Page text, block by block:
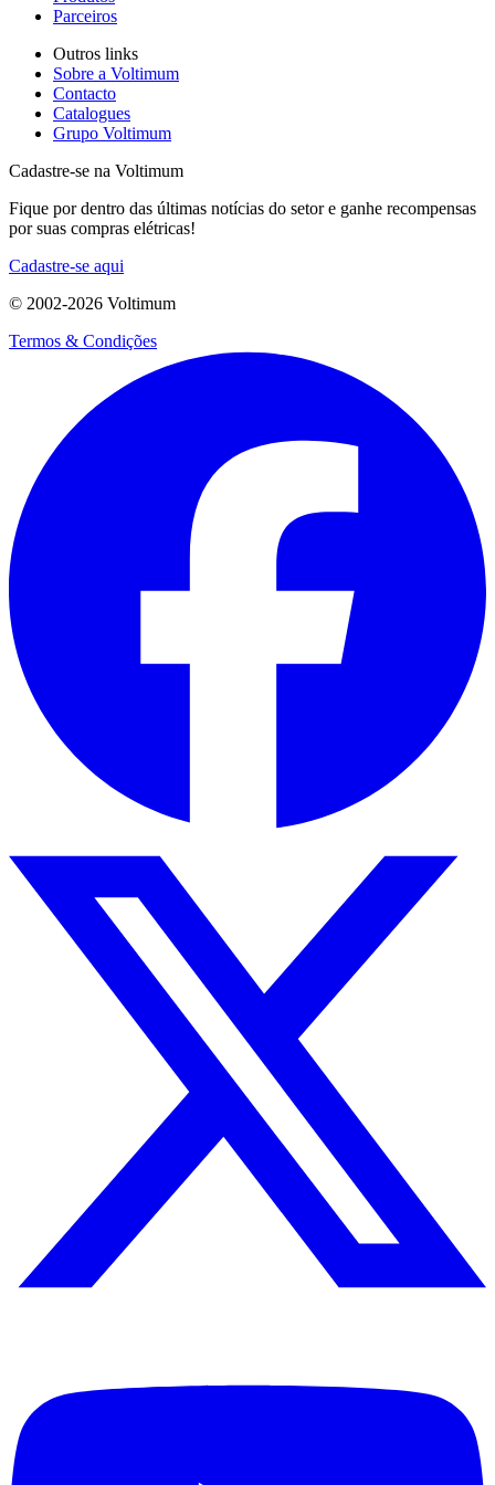
Parceiros
Outros links
Sobre a Voltimum
Contacto
Catalogues
Grupo Voltimum
Cadastre-se na Voltimum
Fique por dentro das últimas notícias do setor e ganhe recompensas
por suas compras elétricas!
Cadastre-se aqui
© 2002-2026 Voltimum
Termos & Condições